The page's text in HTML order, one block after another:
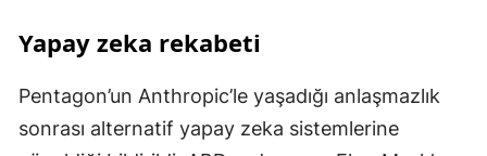
Yapay zeka rekabeti
Pentagon’un Anthropic’le yaşadığı anlaşmazlık
sonrası alternatif yapay zeka sistemlerine